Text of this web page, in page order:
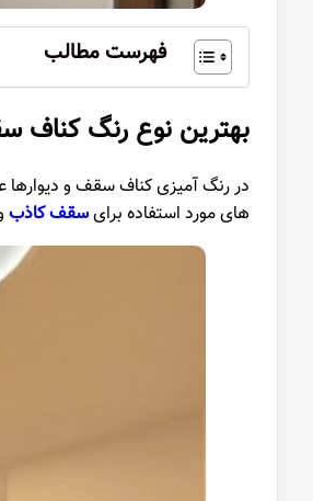
فهرست مطالب
بهترین نوع رنگ کناف
در رنگ آمیزی کناف سقف و دیوارها
های مورد استفاده برایسقف کاذب